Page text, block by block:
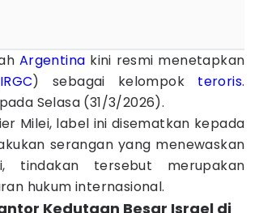
Argentina kini resmi menetapkan
IRGC) sebagai kelompok teroris.
Selasa (31/3/2026).
Milei, label ini disematkan kepada
serangan yang menewaskan
tindakan tersebut merupakan
hukum internasional.
Kedutaan Besar Israel di